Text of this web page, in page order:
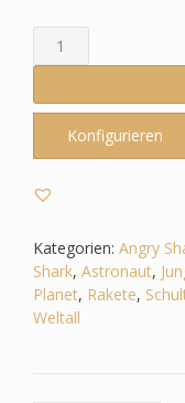
Schultüte
passend
Step
Step
Angry
-
Weltall,
Astronaut,
Rakete,
Konfigurieren
Kategorien: Angry
Shark, Astronaut,
Planet, Rakete,
Weltall